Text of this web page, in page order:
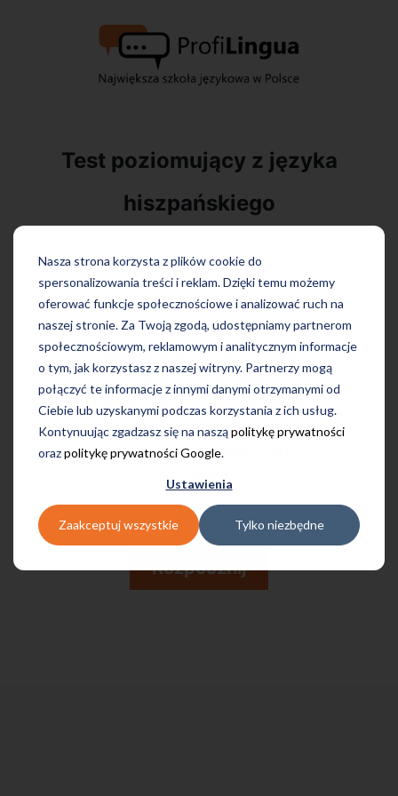
Nasza strona korzysta z plików cookie do
spersonalizowania treści i reklam. Dzięki temu możemy
oferować funkcje społecznościowe i analizować ruch na
naszej stronie. Za Twoją zgodą, udostępniamy partnerom
społecznościowym, reklamowym i analitycznym informacje
o tym, jak korzystasz z naszej witryny. Partnerzy mogą
połączyć te informacje z innymi danymi otrzymanymi od
Ciebie lub uzyskanymi podczas korzystania z ich usług.
Kontynuując zgadzasz się na nasząpolitykę prywatności
orazpolitykę prywatności Google.
Ustawienia
Zaakceptuj wszystkie Tylko niezbędne
Test poziomujący z języka
hiszpańskiego
Test składa się z 60 pytań, na
które potrzebujesz ok. 20-30
min. Udziel tylko tych
odpowiedzi, których jesteś
pewien. Nie strzelaj.
To pozwoli nam precyzyjniej
określić poziom, który jest
najbliższy Twoim oczekiwaniom i
Rozpocznij